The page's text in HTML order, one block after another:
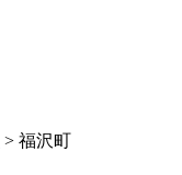
> 福沢町